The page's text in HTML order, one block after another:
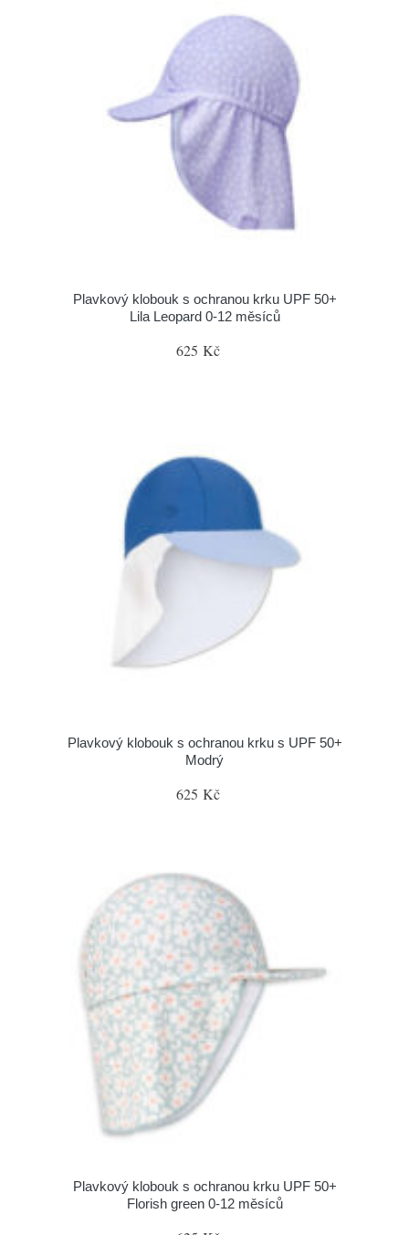
Plavkový klobouk s ochranou krku UPF 50+
Lila Leopard 0-12 měsíců
625 Kč
Plavkový klobouk s ochranou krku s UPF 50+
Modrý
625 Kč
Plavkový klobouk s ochranou krku UPF 50+
Florish green 0-12 měsíců